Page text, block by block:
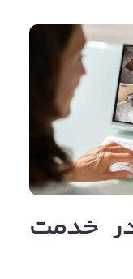
خدمت